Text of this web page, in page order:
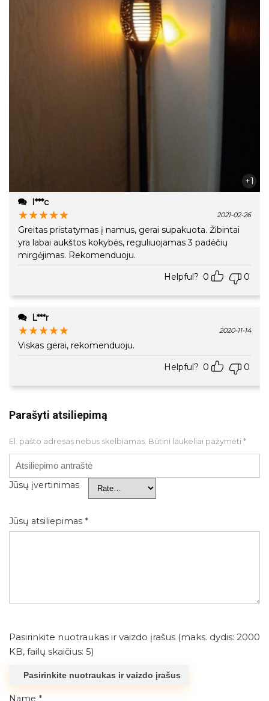
+1
I***c
★★★★★ 2021-02-26
Greitas pristatymas į namus, gerai supakuota. Žibintai
yra labai aukštos kokybės, reguliuojamas 3 padėčių
mirgėjimas. Rekomenduoju.
Helpful? 0 0
L***r
★★★★★ 2020-11-14
Viskas gerai, rekomenduoju.
Helpful? 0 0
Parašyti atsiliepimą
El. pašto adresas nebus skelbiamas. Būtini laukeliai pažymėti *
Jūsų įvertinimas
Jūsų atsiliepimas *
Pasirinkite nuotraukas ir vaizdo įrašus (maks. dydis: 2000
KB, failų skaičius: 5)
Pasirinkite nuotraukas ir vaizdo įrašus
Name *